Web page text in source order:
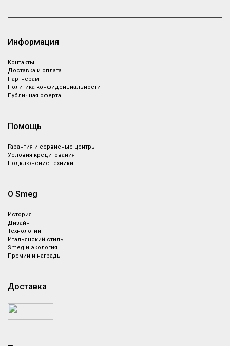
Информация
Контакты
Доставка и оплата
Партнёрам
Политика конфиденциальности
Публичная оферта
Помощь
Гарантия и сервисные центры
Условия кредитования
Подключение техники
О Smeg
История
Дизайн
Технологии
Итальянский стиль
Smeg и экология
Премии и награды
Доставка